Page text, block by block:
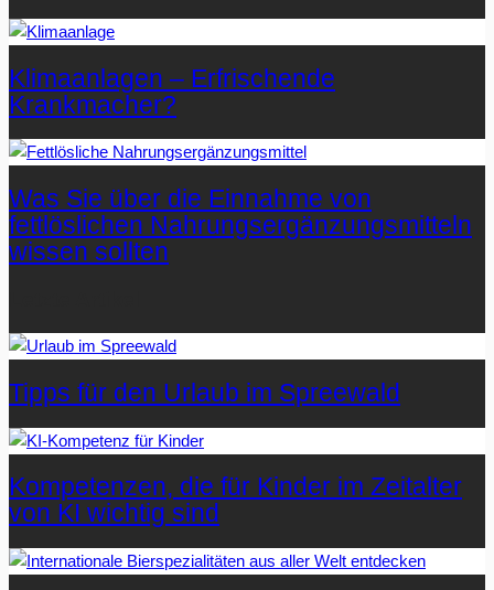
Klimaanlagen – Erfrischende
Krankmacher?
Was Sie über die Einnahme von
fettlöslichen Nahrungsergänzungsmitteln
wissen sollten
Tipps für den Urlaub im Spreewald
Kompetenzen, die für Kinder im Zeitalter
von KI wichtig sind